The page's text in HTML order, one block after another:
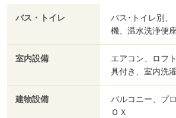
バス・トイレ
バス･トイレ別、
機、温水洗浄便座
室内設備
エアコン、ロフ
具付き、室内洗
建物設備
バルコニー、プ
ＯＸ